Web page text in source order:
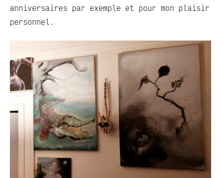
anniversaires par exemple et pour mon plaisir
personnel.